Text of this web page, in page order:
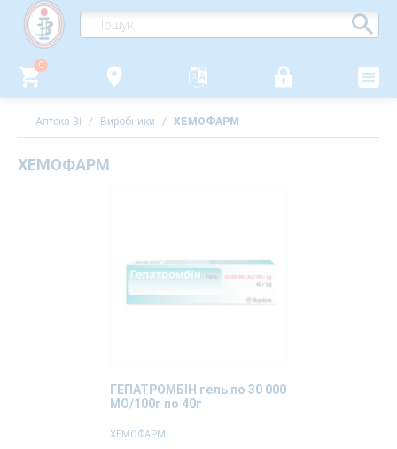
0
Аптека 3i / Виробники / ХЕМОФАРМ
ХЕМОФАРМ
ГЕПАТРОМБІН гель по 30 000
МО/100г по 40г
ХЕМОФАРМ